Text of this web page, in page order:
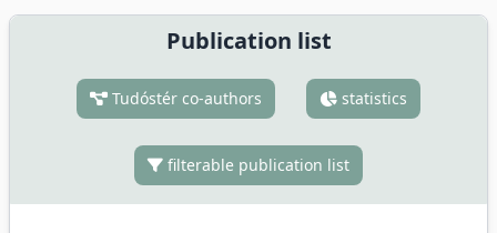
Publication list
Tudóstér co-authors statistics
filterable publication list